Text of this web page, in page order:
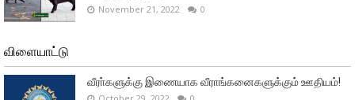
November 21, 2022 0
விளையாட்டு
வீரா்களுக்கு இணையாக வீராங்கனைகளுக்கும் ஊதியம்!